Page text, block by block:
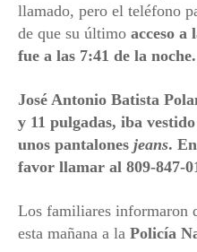
llamado, pero el teléfono
de que su último acceso a
fue a las 7:41 de la noche.
José Antonio Batista
y 11 pulgadas, iba
unos pantalones jeans.
favor llamar al 809-847-
Los familiares informaron
esta mañana a la Policía